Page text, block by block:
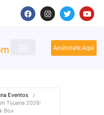
Anúnciate Aquí
Eventos
Tijuana 2026:
Box